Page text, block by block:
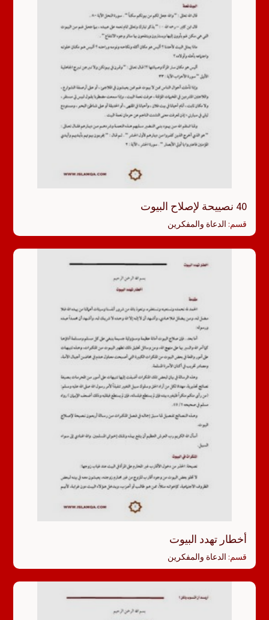
40 نصييحة لإصلاح البيوت
قسم: الدعاة والمفكرين
أخطار تهدد البيوت
قسم: الدعاة والمفكرين